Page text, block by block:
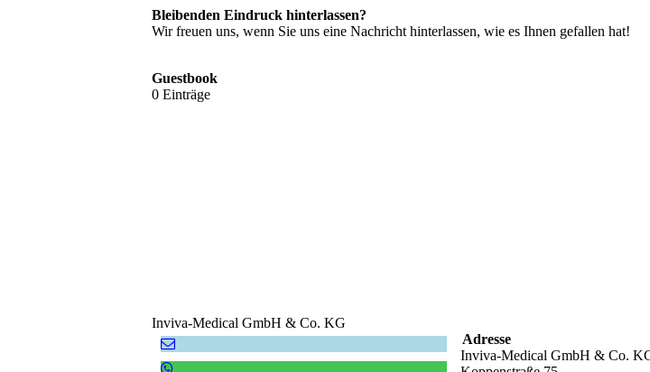
Bleibenden Eindruck hinterlassen?
Wir freuen uns, wenn Sie uns eine Nachricht hinterlassen, wie es Ihnen gefallen hat!
Guestbook
0 Einträge
Inviva-Medical GmbH & Co. KG
Adresse
Inviva-Medical GmbH & Co.